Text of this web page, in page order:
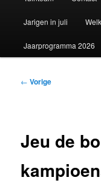
Jarigen in juli
Jaarprogramma 2026
Bericht
← Vorige
Jeu de